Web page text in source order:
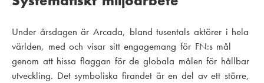
Under årsdagen är Arcada, bland tusentals aktörer i hela
världen, med och visar sitt engagemang för FN:s mål
genom att hissa flaggan för de globala målen för hållbar
utveckling. Det symboliska firandet är en del av ett större,